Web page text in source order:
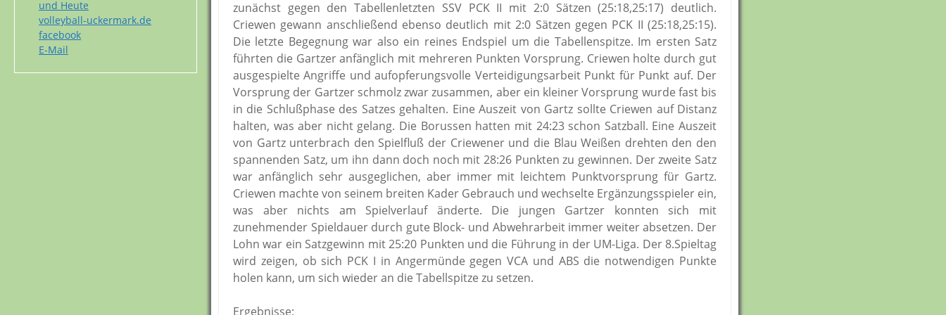
E-Mail
Facebook
Trainingsplan
E-Mail
Trainingsplan
E-Mail
Galerie
Trainingsplan
E-Mail
Wasserball
Abteilungs-News
Galerie
Homepage
Facebook
Teamshop der
Abteilung
Trainingsplan
E-Mail
Tennis
Infos
Abteilungs-News
Galerie
Buchung Tennishalle
Buchung Tennisplatz
(Outdoor)
Trainingsplan
E-Mail
Tischtennis
Infos
Abteilungs-News
Galerie
Trainingsplan
E-Mail
Volleyball
Infos
Abteilungs-News
Galerie
Trainingsplan
Unsere
Mannschaften –
Damals und Heute
Volleyball-
Uckermark.de
facebook
E-Mail
Wandern
Infos
Abteilungs-News
Galerie
Wanderplan
E-Mail
und Heute
volleyball-uckermark.de
facebook
E-Mail
zunächst gegen den Tabellenletzten SSV PCK II mit 2:0 Sätzen (25:18,25:17) deutlich.
Criewen gewann anschließend ebenso deutlich mit 2:0 Sätzen gegen PCK II (25:18,25:15).
Die letzte Begegnung war also ein reines Endspiel um die Tabellenspitze. Im ersten Satz
führten die Gartzer anfänglich mit mehreren Punkten Vorsprung. Criewen holte durch gut
ausgespielte Angriffe und aufopferungsvolle Verteidigungsarbeit Punkt für Punkt auf. Der
Vorsprung der Gartzer schmolz zwar zusammen, aber ein kleiner Vorsprung wurde fast bis
in die Schlußphase des Satzes gehalten. Eine Auszeit von Gartz sollte Criewen auf Distanz
halten, was aber nicht gelang. Die Borussen hatten mit 24:23 schon Satzball. Eine Auszeit
von Gartz unterbrach den Spielfluß der Criewener und die Blau Weißen drehten den den
spannenden Satz, um ihn dann doch noch mit 28:26 Punkten zu gewinnen. Der zweite Satz
war anfänglich sehr ausgeglichen, aber immer mit leichtem Punktvorsprung für Gartz.
Criewen machte von seinem breiten Kader Gebrauch und wechselte Ergänzungsspieler ein,
was aber nichts am Spielverlauf änderte. Die jungen Gartzer konnten sich mit
zunehmender Spieldauer durch gute Block- und Abwehrarbeit immer weiter absetzen. Der
Lohn war ein Satzgewinn mit 25:20 Punkten und die Führung in der UM-Liga. Der 8.Spieltag
wird zeigen, ob sich PCK I in Angermünde gegen VCA und ABS die notwendigen Punkte
holen kann, um sich wieder an die Tabellspitze zu setzen.
Ergebnisse: